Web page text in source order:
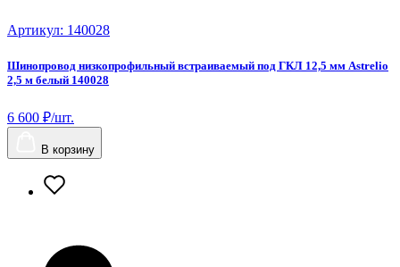
Артикул: 140028
Шинопровод низкопрофильный встраиваемый под ГКЛ 12,5 мм Astrelio
2,5 м белый 140028
6 600 ₽/шт.
В корзину